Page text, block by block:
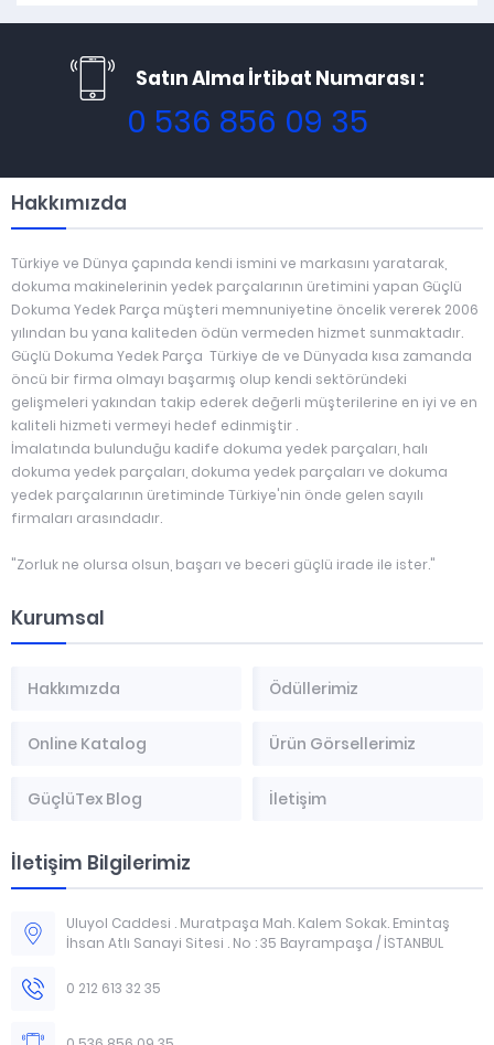
Satın Alma İrtibat Numarası :
0 536 856 09 35
Hakkımızda
Türkiye ve Dünya çapında kendi ismini ve markasını yaratarak,
dokuma makinelerinin yedek parçalarının üretimini yapan Güçlü
Dokuma Yedek Parça müşteri memnuniyetine öncelik vererek 2006
yılından bu yana kaliteden ödün vermeden hizmet sunmaktadır.
Güçlü Dokuma Yedek Parça Türkiye de ve Dünyada kısa zamanda
öncü bir firma olmayı başarmış olup kendi sektöründeki
gelişmeleri yakından takip ederek değerli müşterilerine en iyi ve en
kaliteli hizmeti vermeyi hedef edinmiştir .
İmalatında bulunduğu kadife dokuma yedek parçaları, halı
dokuma yedek parçaları, dokuma yedek parçaları ve dokuma
yedek parçalarının üretiminde Türkiye'nin önde gelen sayılı
firmaları arasındadır.
"Zorluk ne olursa olsun, başarı ve beceri güçlü irade ile ister."
Kurumsal
Hakkımızda Ödüllerimiz
Online Katalog Ürün Görsellerimiz
GüçlüTex Blog İletişim
İletişim Bilgilerimiz
Uluyol Caddesi . Muratpaşa Mah. Kalem Sokak. Emintaş
İhsan Atlı Sanayi Sitesi . No : 35 Bayrampaşa / İSTANBUL
0 212 613 32 35